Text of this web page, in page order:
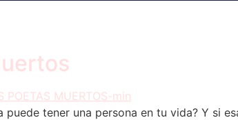
tener una persona en tu vida? Y si